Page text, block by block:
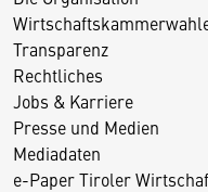
Transparenz
Rechtliches
Jobs & Karriere
Presse und Medien
Mediadaten
e-Paper Tiroler